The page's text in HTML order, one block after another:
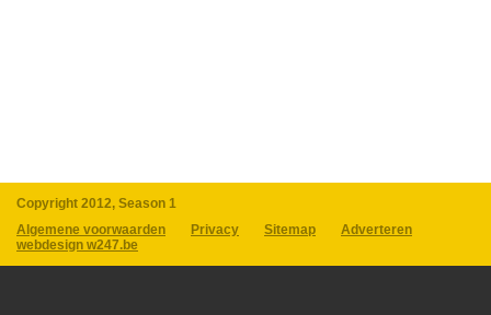
Copyright 2012, Season 1
Algemene voorwaarden
Privacy Sitemap
Adverteren
webdesign w247.be